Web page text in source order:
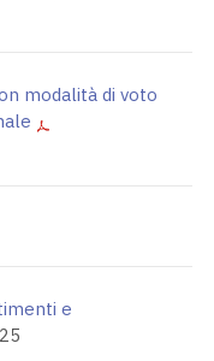
modalità di voto
e